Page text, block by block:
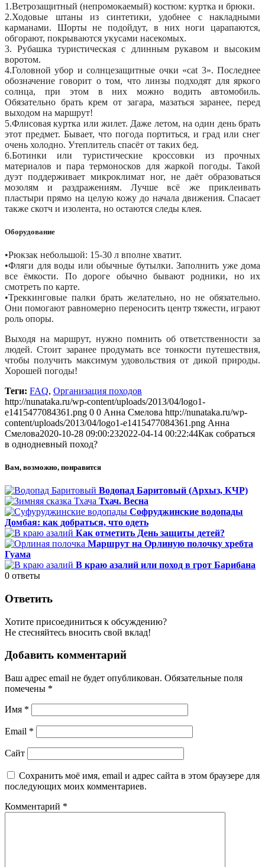
1.Ветрозащитный (непромокаемый) костюм: куртка и брюки.
2.Ходовые штаны из синтетики, удобнее с накладными
карманами. Шорты не подойдут, в них ноги царапаются,
обгорают, покрываются укусами насекомых.
3. Рубашка туристическая с длинным рукавом и высоким
воротом.
4.Головной убор и солнцезащитные очки «cat 3». Последнее
обозначение говорит о том, что линзы подходят для яркого
солнца, при этом в них можно водить автомобиль.
Обязательно брать крем от загара, мазаться заранее, перед
выходом на маршрут!
5.Флисовая куртка или жилет. Даже летом, на один день брать
этот предмет. Бывает, что погода портиться, и град или снег
очень холодно. Утеплитель спасёт от таких бед.
6.Ботинки или туристические кроссовки из прочных
материалов и пара термоносков для жаркой погоды. Такой
дуэт поддерживает микроклимат ног, не даёт образоваться
мозолям и раздражениям. Лучше всё же приклеивать
пластыри прямо на целую кожу до начала движения. Спасает
также скотч и изолента, но остаются следы клея.
Оборудование
•Рюкзак небольшой: 15-30 л вполне хватит.
•Фляги для воды или обычные бутылки. Заполнить уже дома
все ёмкости. По дороге обычно бывают родники, но их
смотреть по карте.
•Треккинговые палки брать желательно, но не обязательно.
Они помогают равномерно переносить центр тяжести, играют
роль опоры.
Выходя на маршрут, нужно помнить об ответственности за
людей. Стоит заранее продумать все тонкости путешествия,
чтобы получить максимум удовольствия от дикой природы.
Хорошей погоды!
Теги: FAQ, Организация походов
http://nunataka.ru/wp-content/uploads/2013/04/logo1-
e1415477084361.png 0 0 Анна Смелова http://nunataka.ru/wp-
content/uploads/2013/04/logo1-e1415477084361.png Анна
Смелова2020-10-28 09:00:232022-04-14 00:22:44Как собраться
в однодневный поход?
Вам, возможно, понравится
Водопад Баритовый (Архыз, КЧР)
Тхач. Весна
Софруджинские водопады
Домбая: как добраться, что одеть
Как отметить День защиты детей?
Маршрут на Орлиную полочку хребта
Гуама
В краю азалий или поход в грот Барибана
0 ответы
Ответить
Хотите присоединиться к обсуждению?
Не стесняйтесь вносить свой вклад!
Добавить комментарий
Ваш адрес email не будет опубликован. Обязательные поля
помечены *
Имя *
Email *
Сайт
Сохранить моё имя, email и адрес сайта в этом браузере для
последующих моих комментариев.
Комментарий *